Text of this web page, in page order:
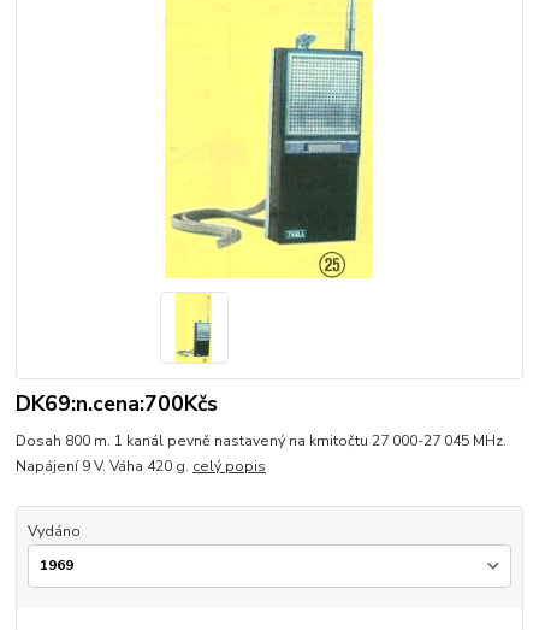
DK69:n.cena:700Kčs
Dosah 800 m. 1 kanál pevně nastavený na kmitočtu 27 000-27 045 MHz.
Napájení 9 V. Váha 420 g. celý popis
Vydáno